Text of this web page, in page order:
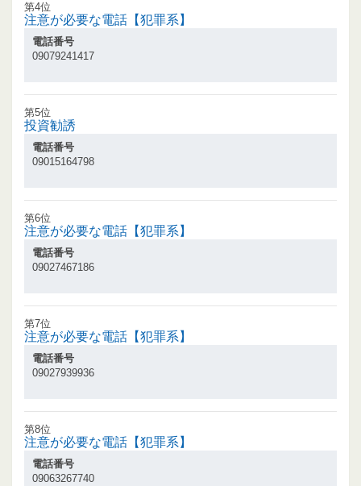
第4位
注意が必要な電話【犯罪系】
電話番号
09079241417
第5位
投資勧誘
電話番号
09015164798
第6位
注意が必要な電話【犯罪系】
電話番号
09027467186
第7位
注意が必要な電話【犯罪系】
電話番号
09027939936
第8位
注意が必要な電話【犯罪系】
電話番号
09063267740